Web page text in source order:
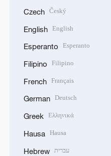
Czech Český
English English
Esperanto Esperanto
Filipino Filipino
French Français
German Deutsch
Greek Ελληνικά
Hausa Hausa
Hebrew עברית